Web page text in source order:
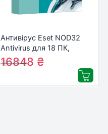
Антивірус Eset NOD32
Antivirus для 18 ПК,
лицензия на 2year
(16_18_2)
18117₴
16848 ₴